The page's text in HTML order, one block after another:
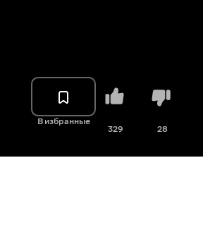
В избранные
329 28